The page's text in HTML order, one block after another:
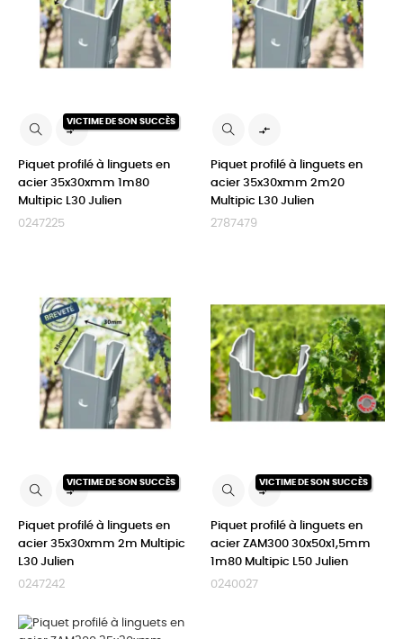
VICTIME DE SON SUCCÈS

Piquet profilé à linguets en
acier 35x30xmm 1m80
Multipic L30 Julien
0247225

Piquet profilé à linguets en
acier 35x30xmm 2m20
Multipic L30 Julien
2787479
VICTIME DE SON SUCCÈS

Piquet profilé à linguets en
acier 35x30xmm 2m Multipic
L30 Julien
0247242
VICTIME DE SON SUCCÈS

Piquet profilé à linguets en
acier ZAM300 30x50x1,5mm
1m80 Multipic L50 Julien
0240027